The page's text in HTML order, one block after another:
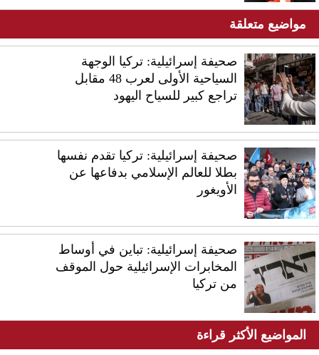
مواضيع متعلقة
صحيفة إسرائيلية: تركيا الوجهة
السياحية الأولى لعرب 48 مقابل
تراجع كبير للسياح اليهود
صحيفة إسرائيلية: تركيا تقدم نفسها
بطلا للعالم الإسلامي بدفاعها عن
الأويغور
صحيفة إسرائيلية: تباين في أوساط
المخابرات الإسرائيلية حول الموقف
من تركيا
المواضيع الأكثر قراءة